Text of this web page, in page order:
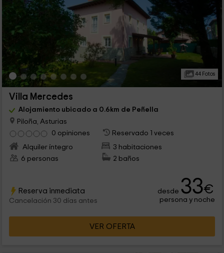
44 Fotos
Villa Mercedes
Alojamiento ubicado a 0.6km de Peñella
Piloña, Asturias
0 opiniones
Reservado 1 veces
Alquiler íntegro
3 habitaciones
6 personas
2 baños
Reserva inmediata
Cancelación 30 días antes
desde 33€
persona y noche
VER OFERTA